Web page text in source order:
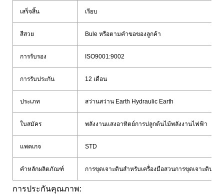
เสร็จสิ้น เรียบ
สีสวย Bule หรือตามคำขอของลูกค้า
การรับรอง ISO9001:9002
การรับประกัน 12 เดือน
ประเภท สว่านสว่าน Earth Hydraulic Earth
ใบสมัคร พลังงานแสงอาทิตย์การปลูกต้นไม้พลังงานไฟฟ้า
แพคเกจ STD
คำหลักผลิตภัณฑ์ การขุดเจาะดินสำหรับเครื่องมือสวนการขุดเจาะดินส
การประกันคุณภาพ: